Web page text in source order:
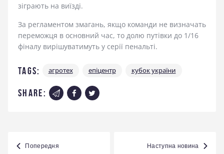
зіграють на виїзді.
За регламентом змагань, якщо команди не визначать
переможця в основний час, то долю путівки до 1/16
фіналу вирішуватимуть у серії пенальті.
Tags: агротех епіцентр кубок україни
share:
Навігація
Попередня Наступна новина